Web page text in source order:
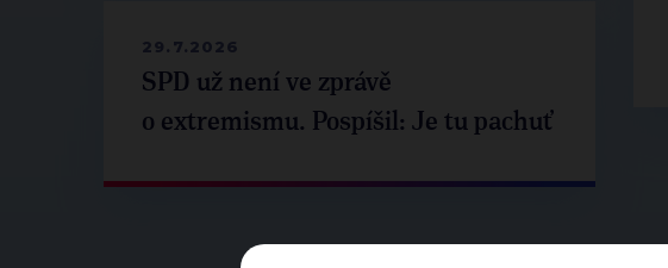
29.7.2026
SPD už není ve zprávě
o extremismu. Pospíšil: Je tu pachuť